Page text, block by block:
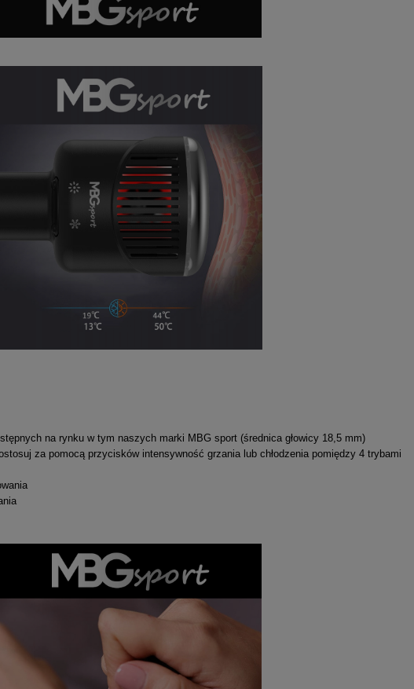
na rynku w tym naszych marki MBG sport (średnica głowicy 18,5 mm)
za pomocą przycisków intensywność grzania lub chłodzenia pomiędzy 4 trybami